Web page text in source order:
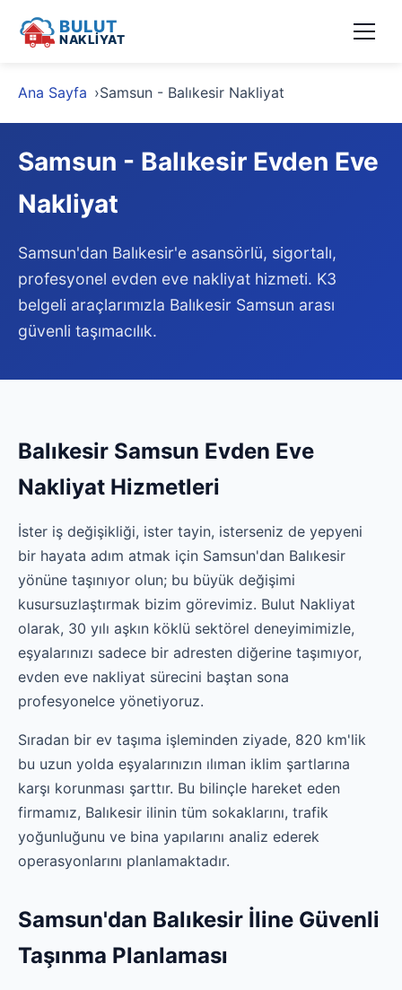
BULUT
NAKLİYAT
Ana Sayfa Samsun - Balıkesir Nakliyat
Samsun - Balıkesir Evden Eve
Nakliyat
Samsun'dan Balıkesir'e asansörlü, sigortalı,
profesyonel evden eve nakliyat hizmeti. K3
belgeli araçlarımızla Balıkesir Samsun arası
güvenli taşımacılık.
Balıkesir Samsun Evden Eve
Nakliyat Hizmetleri
İster iş değişikliği, ister tayin, isterseniz de yepyeni
bir hayata adım atmak için Samsun'dan Balıkesir
yönüne taşınıyor olun; bu büyük değişimi
kusursuzlaştırmak bizim görevimiz. Bulut Nakliyat
olarak, 30 yılı aşkın köklü sektörel deneyimimizle,
eşyalarınızı sadece bir adresten diğerine taşımıyor,
evden eve nakliyat sürecini baştan sona
profesyonelce yönetiyoruz.
Sıradan bir ev taşıma işleminden ziyade, 820 km'lik
bu uzun yolda eşyalarınızın ılıman iklim şartlarına
karşı korunması şarttır. Bu bilinçle hareket eden
firmamız, Balıkesir ilinin tüm sokaklarını, trafik
yoğunluğunu ve bina yapılarını analiz ederek
operasyonlarını planlamaktadır.
Samsun'dan Balıkesir İline Güvenli
Taşınma Planlaması